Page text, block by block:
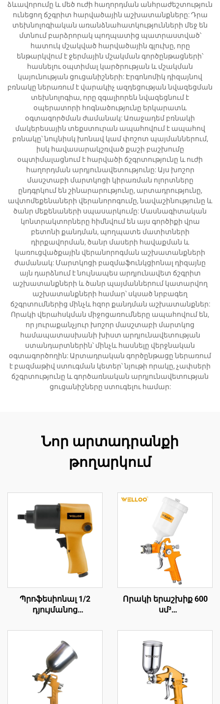
ձևավորումը և մեծ ուժի հաղորդման անհրաժեշտություն
ունեցող ճշգրիտ հարվածային աշխատանքները: Դրա
տեխնոլոգիական առանձնահատկությունների մեջ են
մտնում բարձրորակ պողպատից պատրաստված՝
հատուկ մշակված հարվածային գլուխը, որը
ենթարկվում է ջերմային մշակման գործընթացների՝
հասնելու օպտիմալ կարծրության և մշակման
կայունության ցուցանիշների: Էրգոնոմիկ դիզայնով
բռնակը ներառում է վարակիչ ազդեցության նվազեցման
տեխնոլոգիա, որը զգալիորեն նվազեցնում է
օպերատորի հոգնածությունը երկարատև
օգտագործման ժամանակ: Առաջադեմ բռնակի
մակերեսային տեքստուրան ապահովում է ապահով
բռնակը՝ նույնիսկ խոնավ կամ փոշոտ պայմաններում,
իսկ հավասարակշռված քաշի բաշխումը
օպտիմալացնում է հարվածի ճշգրտությունը և ուժի
հաղորդման արդյունավետությունը: Այս խոշոր
մասշտաբի մարտկոցի կիրառման ոլորտները
ընդգրկում են շինարարությունը, արտադրությունը,
ավտոմեքենաների վերանորոգումը, նավաշինությունը և
ծանր մեքենաների սպասարկումը: Մասնագիտական
կոնտրակտորները հիմնվում են այս գործիքի վրա
բետոնի քանդման, պողպատե մատիտների
դիրքավորման, ծանր մասերի հավաքման և
կառուցվածքային վերանորոգման աշխատանքների
ժամանակ: Մարտկոցի բազմաֆունկցիոնալ դիզայնը
այն դարձնում է նույնապես արդյունավետ ճշգրիտ
աշխատանքների և ծանր պայմաններում կատարվող
աշխատանքների համար՝ սկսած նրբագեղ
ճշգրտումներից մինչև հզոր քանդման աշխատանքներ:
Որակի վերահսկման միջոցառումները ապահովում են,
որ յուրաքանչյուր խոշոր մասշտաբի մարտկոց
համապատասխանի խիստ արդյունավետության
ստանդարտներին՝ մինչև հասնելը վերջնական
օգտագործողին: Արտադրական գործընթացը ներառում
է բազմաթիվ ստուգման կետեր՝ նյութի որակը, չափսերի
ճշգրտությունը և գործառնական արդյունավետության
ցուցանիշները ստուգելու համար:
Նոր արտադրանքի
թողարկում
Պրոֆեսիոնալ 1/2
դյույմանոց
ինքնաթիռ՝ 570Ն.Մ
մոմենտով, բարձր
հզորությամբ
պնևմատիկ գործիք
Որակի երաշխիք 600
սմ³
մասնագիտական
օդային ապակի
ընտանիքի փոքր
կարիքների համար
նախատեսված
կարիքների ապակի